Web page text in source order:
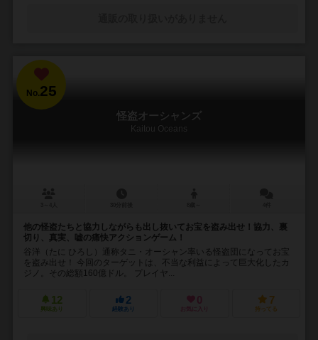
No.25
怪盗オーシャンズ
Kaitou Oceans
他の怪盗たちと協力しながらも出し抜いてお宝を盗み出せ！協力、裏
切り、真実、嘘の痛快アクションゲーム！
谷洋（たに ひろし）通称タニ・オーシャン率いる怪盗団になってお宝
を盗み出せ！ 今回のターゲットは、不当な利益によって巨大化したカ
ジノ。その総額160億ドル。 プレイヤ...
12
興味あり
2
経験あり
0
お気に入り
7
持ってる